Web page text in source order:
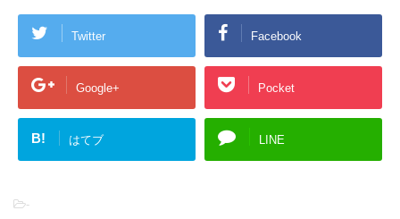
Twitter Facebook
Google+ Pocket
B! はてブ LINE
-